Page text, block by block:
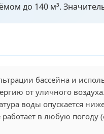
до 140 м³.
бассейна и
от уличного
воды опускается
в любую